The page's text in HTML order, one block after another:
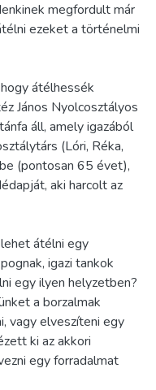
megfordult már
ezeket a történelmi
átélhessék
János Nyolcosztályos
áll, amely igazából
(Lóri, Réka,
(pontosan 65 évet),
aki harcolt az
átélni egy
igazi tankok
egy ilyen helyzetben?
a borzalmak
vagy elveszíteni egy
ki az akkori
egy forradalmat